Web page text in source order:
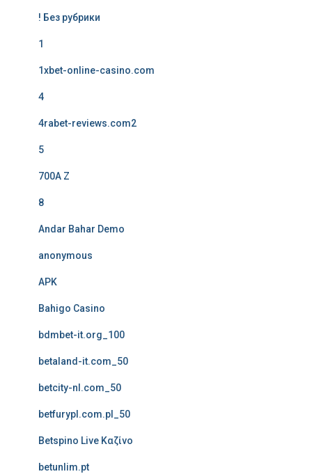
! Без рубрики
1
1xbet-online-casino.com
4
4rabet-reviews.com2
5
700A Z
8
Andar Bahar Demo
anonymous
APK
Bahigo Casino
bdmbet-it.org_100
betaland-it.com_50
betcity-nl.com_50
betfurypl.com.pl_50
Betspino Live Καζίνο
betunlim.pt